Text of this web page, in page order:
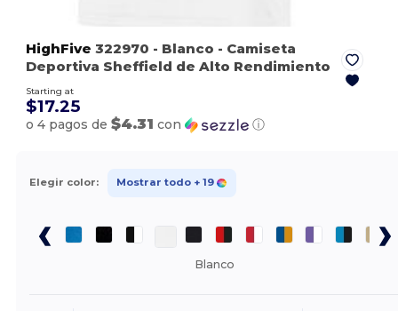
HighFive 322970 - Blanco - Camiseta
Deportiva Sheffield de Alto Rendimiento
Starting at
$17.25
o 4 pagos de$4.31 con ⓘ
Elegir color: Mostrar todo + 19
Blanco